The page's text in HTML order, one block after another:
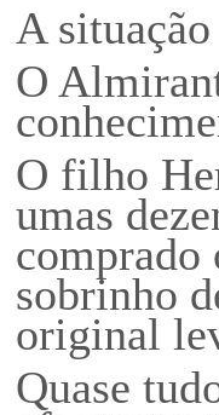
A situação
O
O filho
umas
sobrinho
original
Quase